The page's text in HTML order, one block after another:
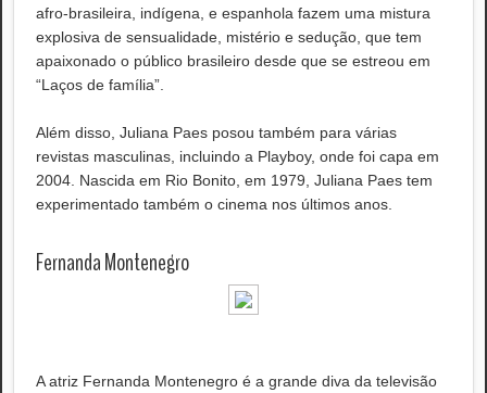
afro-brasileira, indígena, e espanhola fazem uma mistura
explosiva de sensualidade, mistério e sedução, que tem
apaixonado o público brasileiro desde que se estreou em
“Laços de família”.
Além disso, Juliana Paes posou também para várias
revistas masculinas, incluindo a Playboy, onde foi capa em
2004. Nascida em Rio Bonito, em 1979, Juliana Paes tem
experimentado também o cinema nos últimos anos.
Fernanda Montenegro
A atriz Fernanda Montenegro é a grande diva da televisão